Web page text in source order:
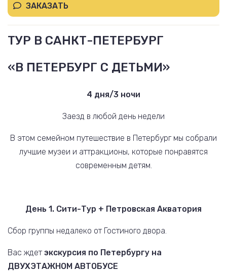
ЗАКАЗАТЬ
ТУР В САНКТ-ПЕТЕРБУРГ
«В ПЕТЕРБУРГ С ДЕТЬМИ»
4 дня/3 ночи
Заезд в любой день недели
В этом семейном путешествие в Петербург мы собрали
лучшие музеи и аттракционы, которые понравятся
современным детям.
День 1. Сити-Тур + Петровская Акватория
Сбор группы недалеко от Гостиного двора.
Вас ждетэкскурсия по Петербургу на
ДВУХЭТАЖНОМ АВТОБУСЕ